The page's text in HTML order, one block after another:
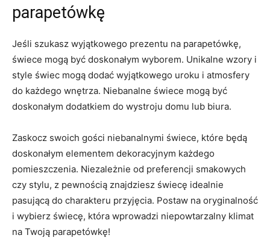
parapetówkę
Jeśli szukasz wyjątkowego prezentu na parapetówkę,
świece mogą ‌być doskonałym wyborem. Unikalne wzory i
⁢style świec mogą⁢ dodać wyjątkowego uroku i atmosfery
do każdego‍ wnętrza. Niebanalne‍ świece mogą być
doskonałym dodatkiem do wystroju domu lub biura.
Zaskocz swoich gości niebanalnymi świece, które ​będą
doskonałym elementem dekoracyjnym każdego
pomieszczenia.‍ Niezależnie od ‍preferencji smakowych
czy stylu, z pewnością znajdziesz świecę ⁣idealnie⁢
pasującą⁣ do charakteru przyjęcia. Postaw ⁢na⁤ oryginalność
i wybierz świecę, która wprowadzi niepowtarzalny klimat
na Twoją parapetówkę!